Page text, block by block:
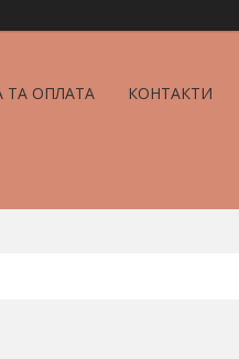
ТА ОПЛАТА КОНТАКТИ